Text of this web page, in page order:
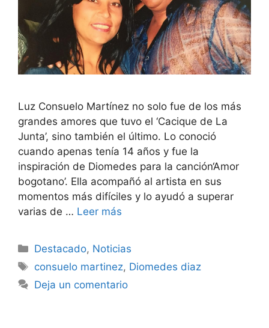
Luz Consuelo Martínez no solo fue de los más
grandes amores que tuvo el ‘Cacique de La
Junta’, sino también el último. Lo conoció
cuando apenas tenía 14 años y fue la
inspiración de Diomedes para la canción‘Amor
bogotano’. Ella acompañó al artista en sus
momentos más difíciles y lo ayudó a superar
varias de … Leer más
Destacado, Noticias
consuelo martinez, Diomedes diaz
Deja un comentario